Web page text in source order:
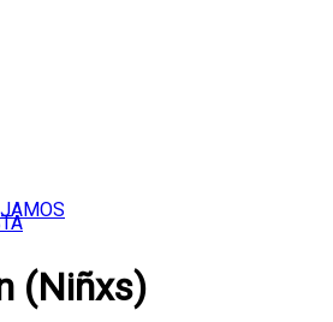
(Niñxs)